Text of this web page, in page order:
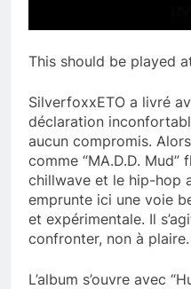
This should be played
SilverfoxxETO a livré
déclaration
aucun compromis.
comme “MA.D.D.
chillwave et le hip-hop
emprunte ici une voie
et expérimentale. Il
confronter, non à plaire.
L’album s’ouvre avec